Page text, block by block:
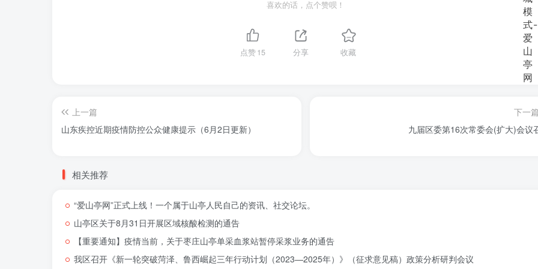
喜欢的话，点个赞呗！
点赞15 分享 收藏
上一篇
山东疾控近期疫情防控公众健康提示（6月2日更新）
下一
九届区委第16次常委会(扩大)会议
相关推荐
“爱山亭网”正式上线！一个属于山亭人民自己的资讯、社交论坛。
山亭区关于8月31日开展区域核酸检测的通告
【重要通知】疫情当前，关于枣庄山亭单采血浆站暂停采浆业务的通告
我区召开《新一轮突破菏泽、鲁西崛起三年行动计划（2023—2025年）》（征求意见稿）政策分析研判会议